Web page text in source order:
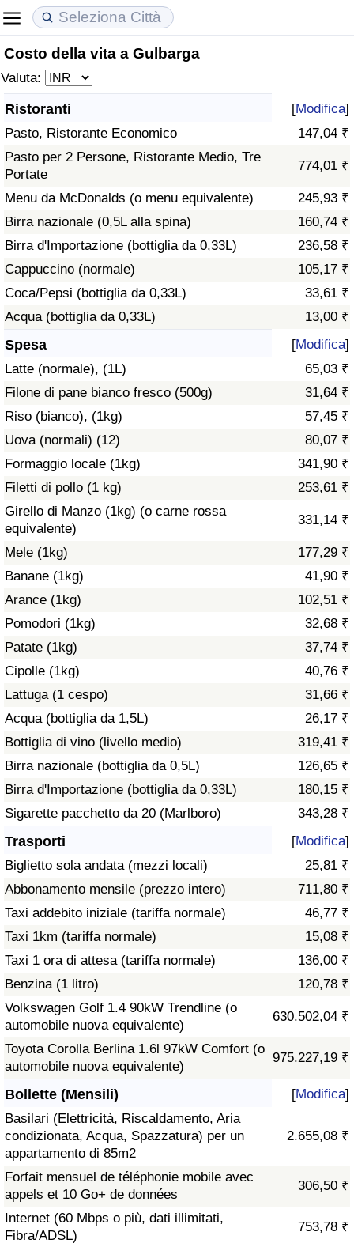
Costo della vita a Gulbarga
Valuta:
Ristoranti [Modifica]
Pasto, Ristorante Economico
147,04 ₹
Pasto per 2 Persone, Ristorante Medio, Tre
Portate
774,01 ₹
Menu da McDonalds (o menu equivalente)
245,93 ₹
Birra nazionale (0,5L alla spina)
160,74 ₹
Birra d'Importazione (bottiglia da 0,33L)
236,58 ₹
Cappuccino (normale)
105,17 ₹
Coca/Pepsi (bottiglia da 0,33L)
33,61 ₹
Acqua (bottiglia da 0,33L)
13,00 ₹
Spesa [Modifica]
Latte (normale), (1L)
65,03 ₹
Filone di pane bianco fresco (500g)
31,64 ₹
Riso (bianco), (1kg)
57,45 ₹
Uova (normali) (12)
80,07 ₹
Formaggio locale (1kg)
341,90 ₹
Filetti di pollo (1 kg)
253,61 ₹
Girello di Manzo (1kg) (o carne rossa
equivalente)
331,14 ₹
Mele (1kg)
177,29 ₹
Banane (1kg)
41,90 ₹
Arance (1kg)
102,51 ₹
Pomodori (1kg)
32,68 ₹
Patate (1kg)
37,74 ₹
Cipolle (1kg)
40,76 ₹
Lattuga (1 cespo)
31,66 ₹
Acqua (bottiglia da 1,5L)
26,17 ₹
Bottiglia di vino (livello medio)
319,41 ₹
Birra nazionale (bottiglia da 0,5L)
126,65 ₹
Birra d'Importazione (bottiglia da 0,33L)
180,15 ₹
Sigarette pacchetto da 20 (Marlboro)
343,28 ₹
Trasporti [Modifica]
Biglietto sola andata (mezzi locali)
25,81 ₹
Abbonamento mensile (prezzo intero)
711,80 ₹
Taxi addebito iniziale (tariffa normale)
46,77 ₹
Taxi 1km (tariffa normale)
15,08 ₹
Taxi 1 ora di attesa (tariffa normale)
136,00 ₹
Benzina (1 litro)
120,78 ₹
Volkswagen Golf 1.4 90kW Trendline (o
automobile nuova equivalente)
630.502,04 ₹
Toyota Corolla Berlina 1.6l 97kW Comfort (o
automobile nuova equivalente)
975.227,19 ₹
Bollette (Mensili) [Modifica]
Basilari (Elettricità, Riscaldamento, Aria
condizionata, Acqua, Spazzatura) per un
appartamento di 85m2
2.655,08 ₹
Forfait mensuel de téléphonie mobile avec
appels et 10 Go+ de données
306,50 ₹
Internet (60 Mbps o più, dati illimitati,
Fibra/ADSL)
753,78 ₹
Costo della vita
Indice Del Costo Della Vita (corrente)
Indice Del Costo Della Vita
Indice del Costo della Vita per Nazione
ad Aqaba
Prezzi degli immobili
Indice del Prezzo delle Case (Corrente)
Indice del Prezzo delle Case
Indice del Prezzo delle Case per Nazione
Qualità della Vita
Indice della Qualità della Vita
Indice della Qualità della Vita (Corrente)
Indice della qualità della vita per Paese
Criminalità
Indice del Tasso di Criminalità (Corrente)
Indice della Criminalità
Indice di criminalità per paese
Indice dell’Assistenza Sanitaria (Corrente)
Indice dell’Assistenza Sanitaria
Indice dell’Assistenza Sanitaria per
Nazione
Inquinamento
Indice dell’Inquinamento (Corrente)
Indice di inquinamento
Indice dell’Inquinamento per Nazione
Traffico
Indice del Traffico
Indice del traffico (Corrente)
Indice del traffico per Nazione